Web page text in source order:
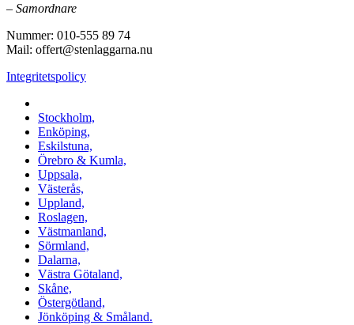
– Samordnare
Nummer: 010-555 89 74
Mail: offert@stenlaggarna.nu
Integritetspolicy
Stockholm,
Enköping,
Eskilstuna,
Örebro & Kumla,
Uppsala,
Västerås,
Uppland,
Roslagen,
Västmanland,
Sörmland,
Dalarna,
Västra Götaland,
Skåne,
Östergötland,
Jönköping & Småland.